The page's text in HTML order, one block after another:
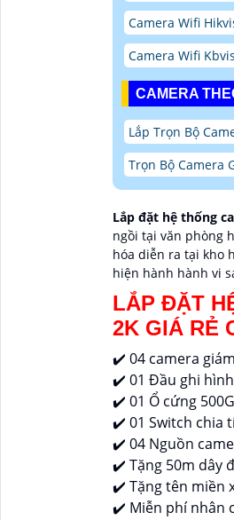
Camera Wifi
Camera Wifi
CAMERA
Lắp Trọn Bộ
Trọn Bộ Camera
Lắp đặt hệ thống
ngồi tại văn phòng
hóa diễn ra tại kho
hiện hành hành vi
LẮP ĐẶT
2K GIÁ RẺ
✔️ 04 camera giám
✔️ 01 Đầu ghi hình
✔️ 01 Ổ cứng
✔️ 01 Switch chia
✔️ 04 Nguồn
✔️ Tặng 50m dây
✔️ Tặng tên miền
✔️ Miễn phí nhân